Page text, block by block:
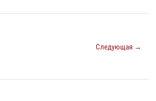
Следующая →